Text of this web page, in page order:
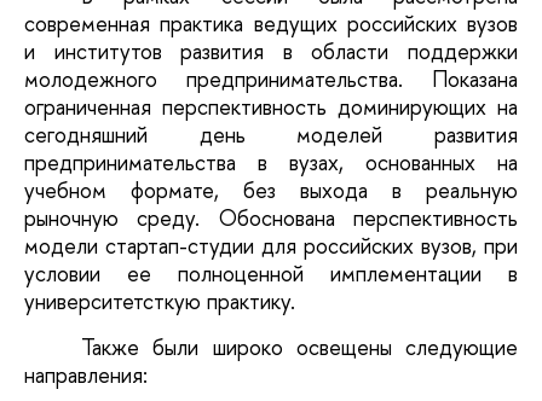
современная практика ведущих российских вузов
и институтов развития в области поддержки
молодежного предпринимательства. Показана
ограниченная перспективность доминирующих на
сегодняшний день моделей развития
предпринимательства в вузах, основанных на
учебном формате, без выхода в реальную
рыночную среду. Обоснована перспективность
модели стартап-студии для российских вузов, при
условии ее полноценной имплементации в
университетсткую практику.
Также были широко освещены следующие
направления: